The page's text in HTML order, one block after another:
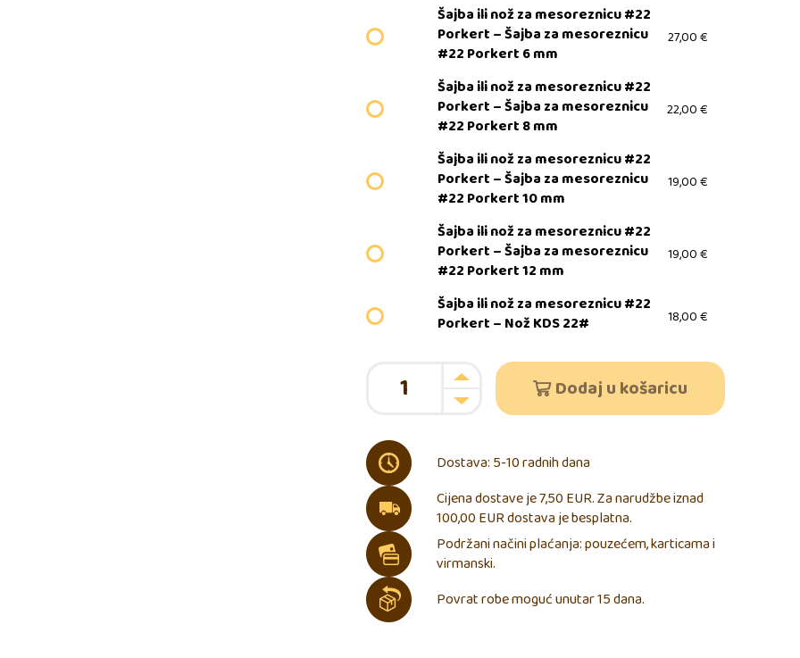
Šajba ili nož za mesoreznicu #22
Porkert – Šajba za mesoreznicu
#22 Porkert 6 mm
27,00€
Šajba ili nož za mesoreznicu #22
Porkert – Šajba za mesoreznicu
#22 Porkert 8 mm
22,00€
Šajba ili nož za mesoreznicu #22
Porkert – Šajba za mesoreznicu
#22 Porkert 10 mm
19,00€
Šajba ili nož za mesoreznicu #22
Porkert – Šajba za mesoreznicu
#22 Porkert 12 mm
19,00€
Šajba ili nož za mesoreznicu #22
Porkert – Nož KDS 22#
18,00€
Dodaj u košaricu
Dostava: 5-10 radnih dana
Cijena dostave je 7,50 EUR. Za narudžbe iznad
100,00 EUR dostava je besplatna.
Podržani načini plaćanja: pouzećem, karticama i
virmanski.
Povrat robe moguć unutar 15 dana.